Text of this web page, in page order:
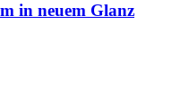
in neuem Glanz